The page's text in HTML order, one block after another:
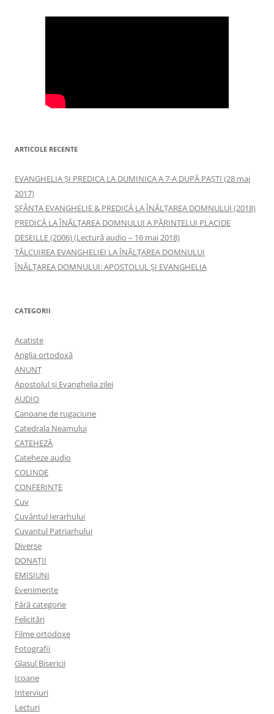
ARTICOLE RECENTE
EVANGHELIA ȘI PREDICA LA DUMINICA A 7-A DUPĂ PAȘTI (28 mai
2017)
SFÂNTA EVANGHELIE & PREDICĂ LA ÎNĂLŢAREA DOMNULUI (2018)
PREDICĂ LA ÎNĂLŢAREA DOMNULUI A PĂRINTELUI PLACIDE
DESEILLE (2006) (Lectură audio – 16 mai 2018)
TÂLCUIREA EVANGHELIEI LA ÎNĂLŢAREA DOMNULUI
ÎNĂLŢAREA DOMNULUI: APOSTOLUL ȘI EVANGHELIA
CATEGORII
Acatiste
Anglia ortodoxă
ANUNŢ
Apostolul şi Evanghelia zilei
AUDIO
Canoane de rugaciune
Catedrala Neamului
CATEHEZĂ
Cateheze audio
COLINDE
CONFERINȚE
Cuv
Cuvântul Ierarhului
Cuvantul Patriarhului
Diverse
DONAȚII
EMISIUNI
Evenimente
Fără categorie
Felicitări
Filme ortodoxe
Fotografii
Glasul Bisericii
Icoane
Interviuri
Lecturi